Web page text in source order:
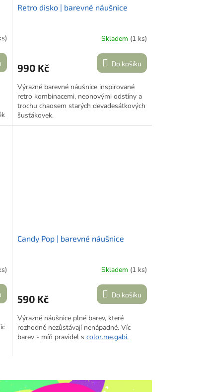
Retro disko | barevné náušnice
Skladem (1 ks)
990 Kč Do košíku
Výrazné barevné náušnice inspirované
retro kombinacemi, neonovými odstíny a
trochu chaosem starých devadesátkových
šusťákovek.
Candy Pop | barevné náušnice
Skladem (1 ks)
590 Kč Do košíku
Výrazné náušnice plné barev, které
rozhodně nezůstávají nenápadné. Víc
barev - míň pravidel s color.me.gabi.